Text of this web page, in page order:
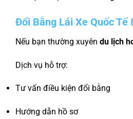
Đổi Bằng Lái Xe Quốc Tế
Nếu bạn thường xuyên du lịch
Dịch vụ hỗ trợ:
Tư vấn điều kiện đổi bằng
Hướng dẫn hồ sơ